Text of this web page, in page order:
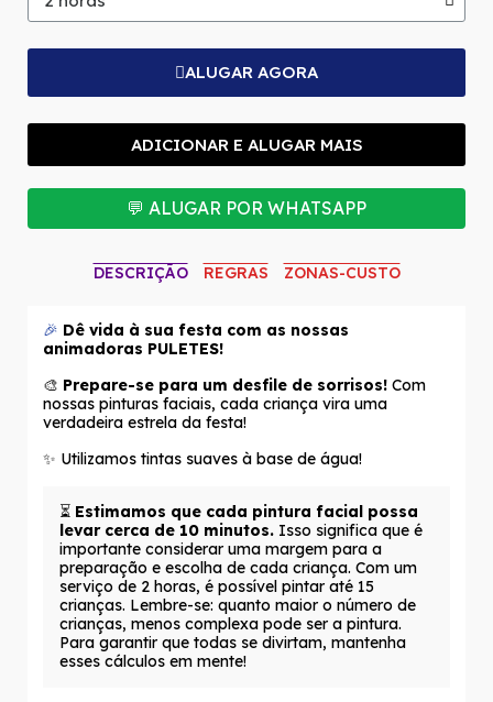
ALUGAR AGORA
ADICIONAR E ALUGAR MAIS
💬 ALUGAR POR WHATSAPP
DESCRIÇÃO REGRAS ZONAS-CUSTO
🎉 Dê vida à sua festa com as nossas
animadoras PULETES!
🎨 Prepare-se para um desfile de sorrisos! Com
nossas pinturas faciais, cada criança vira uma
verdadeira estrela da festa!
✨ Utilizamos tintas suaves à base de água!
⏳ Estimamos que cada pintura facial possa
levar cerca de 10 minutos. Isso significa que é
importante considerar uma margem para a
preparação e escolha de cada criança. Com um
serviço de 2 horas, é possível pintar até 15
crianças. Lembre-se: quanto maior o número de
crianças, menos complexa pode ser a pintura.
Para garantir que todas se divirtam, mantenha
esses cálculos em mente!